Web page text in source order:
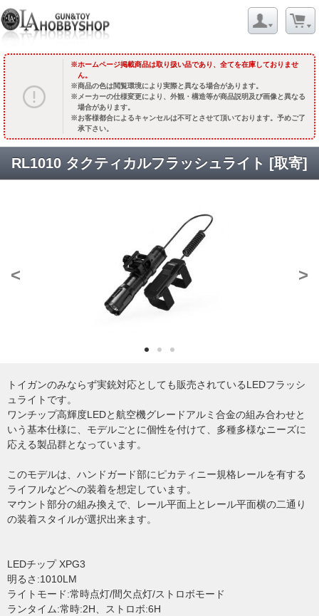
ホームページ掲載商品は取り扱い品であり、全てを在庫しておりませ
ん。
商品の色は閲覧環境により実際と異なる場合があります。
メーカーの仕様変更により、外観・構造等が商品説明及び画像と異なる
場合があります。
お客様都合によるキャンセルは不可とさせて頂いております。予めご了
承下さい。
RL1010 タクティカルフラッシュライト [取寄]
< >
トイガンのみならず実銃対応としても販売されているLEDフラッシ
ュライトです。
ワンチップ高輝度LEDと航空機グレードアルミ合金の組み合わせと
いう基本仕様に、モデルごとに個性を付けて、多種多様なニーズに
応える製品群となっています。
このモデルは、ハンドガード部にピカティニー規格レールを有する
ライフルなどへの装着を想定しています。
マウント部分の組み換えで、レール平面上とレール平面横の二通り
の装着スタイルが選択出来ます。
LEDチップ XPG3
明るさ:1010LM
ライトモード:常時点灯/間欠点灯/ストロボモード
ランタイム:常時:2H、ストロボ:6H